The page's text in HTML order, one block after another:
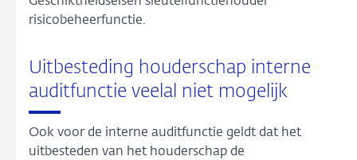
risicobeheerfunctie.
Uitbesteding houderschap interne
auditfunctie veelal niet mogelijk
Ook voor de interne auditfunctie geldt dat het
uitbesteden van het houderschap de